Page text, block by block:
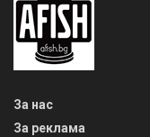
За нас
За реклама